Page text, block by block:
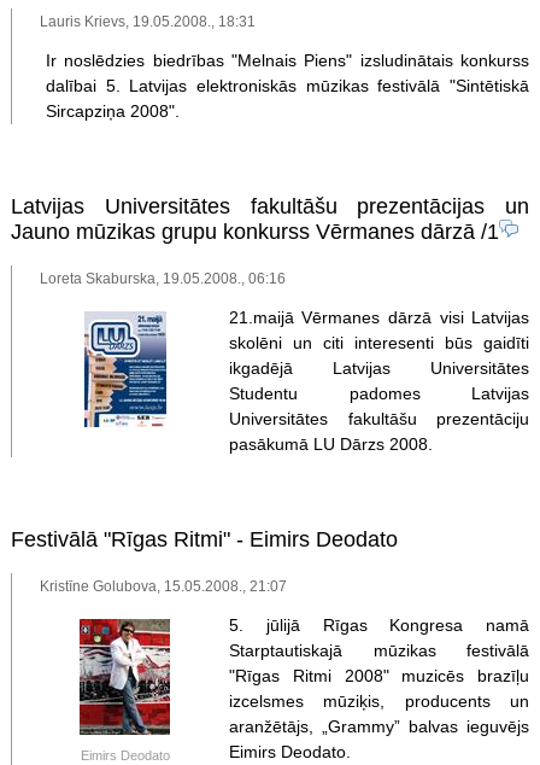
Lauris Krievs, 19.05.2008., 18:31
Ir noslēdzies biedrības "Melnais Piens" izsludinātais konkurss
dalībai 5. Latvijas elektroniskās mūzikas festivālā "Sintētiskā
Sircapziņa 2008".
Latvijas Universitātes fakultāšu prezentācijas un
Jauno mūzikas grupu konkurss Vērmanes dārzā/1
Loreta Skaburska, 19.05.2008., 06:16
21.maijā Vērmanes dārzā visi Latvijas
skolēni un citi interesenti būs gaidīti
ikgadējā Latvijas Universitātes
Studentu padomes Latvijas
Universitātes fakultāšu prezentāciju
pasākumā LU Dārzs 2008.
Festivālā "Rīgas Ritmi" - Eimirs Deodato
Kristīne Golubova, 15.05.2008., 21:07
Eimirs Deodato
5. jūlijā Rīgas Kongresa namā
Starptautiskajā mūzikas festivālā
"Rīgas Ritmi 2008" muzicēs brazīļu
izcelsmes mūziķis, producents un
aranžētājs, „Grammy” balvas ieguvējs
Eimirs Deodato.